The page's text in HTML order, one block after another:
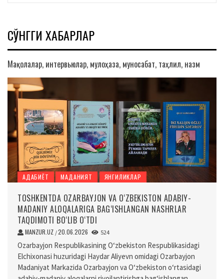
СЎНГГИ ХАБАРЛАР
Мақолалар, интервьюлар, мулоҳаза, муносабат, таҳлил, назм
АДАБИЁТ МАДАНИЯТ ЯНГИЛИКЛАР
TOSHKENTDA OZARBAYJON VA O‘ZBEKISTON ADABIY-
MADANIY ALOQALARIGA BAG‘ISHLANGAN NASHRLAR
TAQDIMOTI BO‘LIB O‘TDI
MANZUR.UZ /20.06.2026 524
Ozarbayjon Respublikasining O‘zbekiston Respublikasidagi
Elchixonasi huzuridagi Haydar Aliyevn omidagi Ozarbayjon
Madaniyat Markazida Ozarbayjon va O‘zbekiston o‘rtasidagi